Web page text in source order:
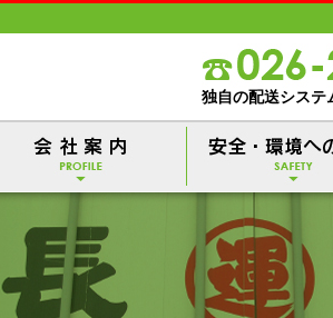
独自の配送システ